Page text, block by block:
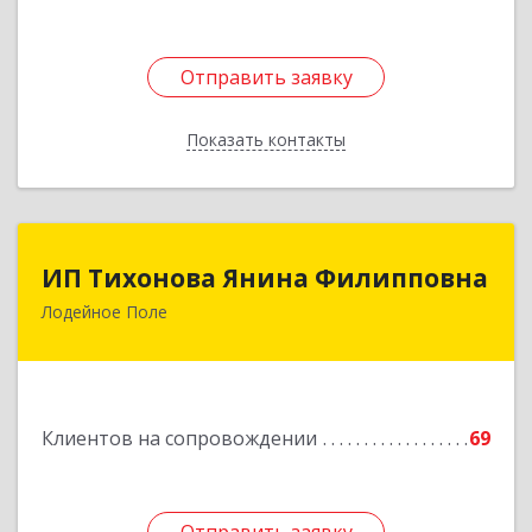
Отправить заявку
Показать контакты
Отправить заявку
Назад
ИП Тихонова Янина Филипповна
Лодейное Поле
Клиентов на сопровождении 69
187700, Ленинградская обл, Лодейнопольский
Подробнее